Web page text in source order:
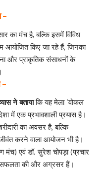
–
का मंच है, बल्कि इसमें विविध
आयोजित किए जा रहे हैं, जिनका
और प्राकृतिक संसाधनों के
–
ने बतायाकि यह मेला ‘वोकल
में एक प्रभावशाली प्रयास है।
का अवसर है, बल्कि
करने वाला आयोजन भी है।
मंच) एवं डॉ. सुरेश चोपड़ा (प्रचार
की और अग्रसर हैं।